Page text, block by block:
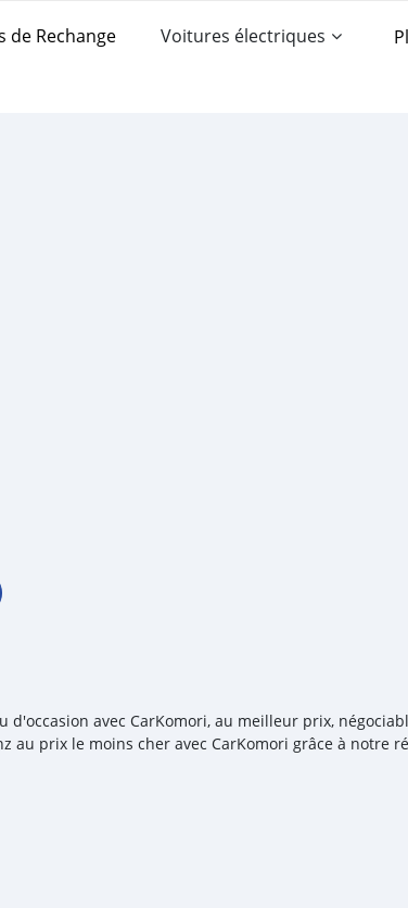
de Rechange Voitures électriques
d'occasion avec CarKomori, au meilleur prix,
au prix le moins cher avec CarKomori grâce à notre